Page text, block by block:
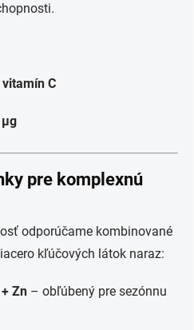
C
pre komplexnú
odporúčame kombinované
kľúčových látok naraz:
Zn – obľúbený pre sezónnu